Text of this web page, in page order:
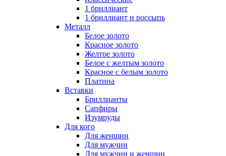
1 бриллиант
1 бриллиант и россыпь
Металл
Белое золото
Красное золото
Желтое золото
Белое с желтым золото
Красное с белым золото
Платина
Вставки
Бриллианты
Сапфиры
Изумруды
Для кого
Для женщин
Для мужчин
Для мужчин и женщин